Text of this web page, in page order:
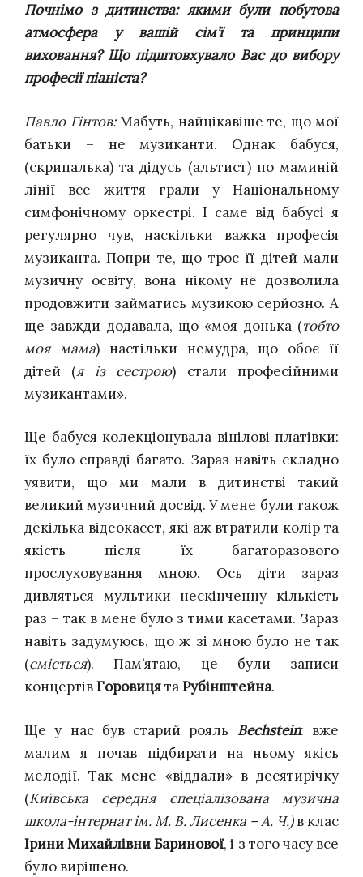
Почнімо з дитинства: якими були побутова
атмосфера у вашій сім’ї та принципи
виховання? Що підштовхувало Вас до вибору
професії піаніста?
Павло Гінтов:Мабуть, найцікавіше те, що мої
батьки – не музиканти. Однак бабуся,
(скрипалька) та дідусь (альтист) по маминій
лінії все життя грали у Національному
симфонічному оркестрі. І саме від бабусі я
регулярно чув, наскільки важка професія
музиканта. Попри те, що троє її дітей мали
музичну освіту, вона нікому не дозволила
продовжити займатись музикою серйозно. А
ще завжди додавала, що «моя донька (тобто
моя мама) настільки немудра, що обоє її
дітей (я із сестрою) стали професійними
музикантами».
Ще бабуся колекціонувала вінілові платівки:
їх було справді багато. Зараз навіть складно
уявити, що ми мали в дитинстві такий
великий музичний досвід. У мене були також
декілька відеокасет, які аж втратили колір та
якість після їх багаторазового
прослуховування мною. Ось діти зараз
дивляться мультики нескінченну кількість
раз – так в мене було з тими касетами. Зараз
навіть задумуюсь, що ж зі мною було не так
(сміється). Пам’ятаю, це були записи
концертівГоровицятаРубінштейна.
Ще у нас був старий рояль Bechstein: вже
малим я почав підбирати на ньому якісь
мелодії. Так мене «віддали» в десятирічку
(Київська середня спеціалізована музична
школа-інтернат ім. М. В. Лисенка –А. Ч.)в клас
Ірини Михайлівни Баринової, і з того часу все
було вирішено.